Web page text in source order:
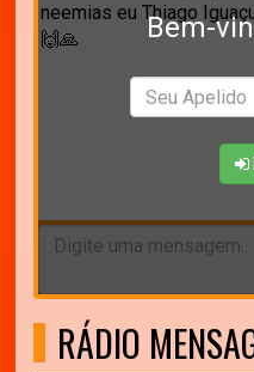
Bem-
neemias eu Thiago
🙌🙏
RÁDIO